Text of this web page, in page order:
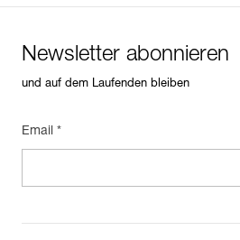
Newsletter abonnieren
und auf dem Laufenden bleiben
Email *